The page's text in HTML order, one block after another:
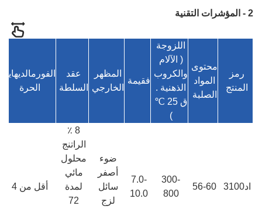
2 - المؤشرات التقنية
رمز
المنتج
محتوى
المواد
الصلبة
اللزوجة
( الآلام
والكروب
الذهنية .
ق 25 ℃
)
فقيمة
المظهر
الخارجي
عقد
السلطة
الفورمالديهايد
الحرة
اد3100 56-60
300-
800
7.0-
10.0
ضوء
أصفر
سائل
لزج
8 ٪
الراتنج
محلول
مائي
لمدة
72
أقل من 4